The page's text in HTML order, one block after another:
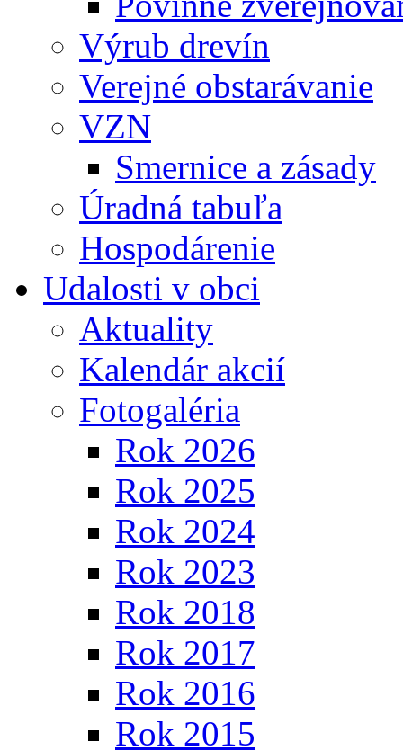
Výrub drevín
Verejné obstarávanie
VZN
Smernice a zásady
Úradná tabuľa
Hospodárenie
Udalosti v obci
Aktuality
Kalendár akcií
Fotogaléria
Rok 2026
Rok 2025
Rok 2024
Rok 2023
Rok 2018
Rok 2017
Rok 2016
Rok 2015